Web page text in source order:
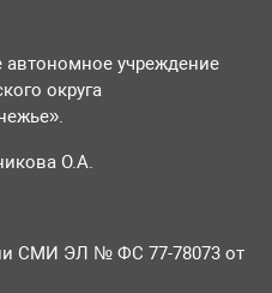
учреждение
округа
О.А.
СМИ ЭЛ № ФС 77-78073 от